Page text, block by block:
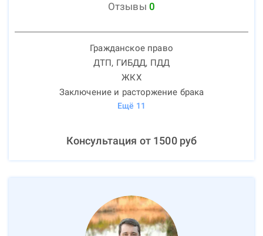
Отзывы 0
Гражданское право
ДТП, ГИБДД, ПДД
ЖКХ
Заключение и расторжение брака
Ещё 11
Консультация от 1500руб